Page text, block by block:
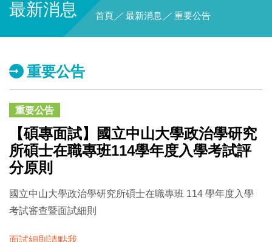
最新消息 首頁 ／ 最新消息 ／ 重要公告
重要公告
重要公告
【碩專面試】國立中山大學政治學研究
所碩士在職專班114學年度入學考試評
分原則
國立中山大學政治學研究所碩士在職專班 114 學年度入學
考試審查暨面試細則
面試細則請點我